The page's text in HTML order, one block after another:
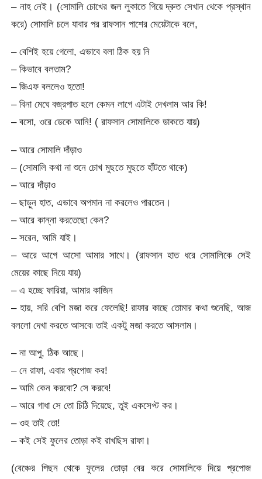
– নাহ নেই। (সোমালি চোখের জল লুকাতে গিয়ে দ্রুত সেখান থেকে প্রস্থান
করে) সোমালি চলে যাবার পর রাফসান পাশের মেয়েটাকে বলে,
– বেশিই হয়ে গেলো, এভাবে বলা ঠিক হয় নি
– কিভাবে বলতাম?
– জিএফ বললেও হতো!
– বিনা মেঘে বজ্রপাত হলে কেমন লাগে এটাই দেখলাম আর কি!
– বসো, ওরে ডেকে আনি! ( রাফসান সোমালিকে ডাকতে যায়)
– আরে সোমালি দাঁড়াও
– (সোমালি কথা না শুনে চোখ মুছতে মুছতে হাঁটতে থাকে)
– আরে দাঁড়াও
– ছাড়ুন হাত, এভাবে অপমান না করলেও পারতেন।
– আরে কান্না করতেছো কেন?
– সরেন, আমি যাই।
– আরে আগে আসো আমার সাথে। (রাফসান হাত ধরে সোমালিকে সেই
মেয়ের কাছে নিয়ে যায়)
– এ হচ্ছে ফারিয়া, আমার কাজিন
– হায়, সরি বেশি মজা করে ফেলেছি! রাফার কাছে তোমার কথা শুনেছি, আজ
বললো দেখা করতে আসবে৷ তাই একটু মজা করতে আসলাম।
– না আপু, ঠিক আছে।
– নে রাফা, এবার প্রপোজ কর!
– আমি কেন করবো? সে করবে!
– আরে গাধা সে তো চিঠি দিয়েছে, তুই একসেপ্ট কর।
– ওহ তাই তো!
– কই সেই ফুলের তোড়া কই রাখছিস রাফা।
(বেঞ্চের পিছন থেকে ফুলের তোড়া বের করে সোমালিকে দিয়ে প্রপোজ